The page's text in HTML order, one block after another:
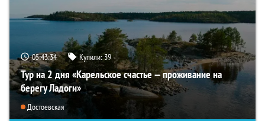
05:43:32 Купили:39
Тур на 2 дня «Карельское счастье — проживание на
берегу Ладоги»
Достоевская